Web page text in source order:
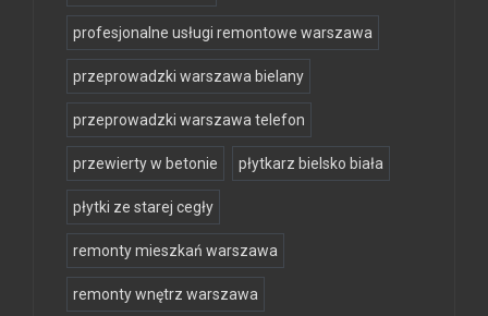
profesjonalne usługi remontowe warszawa
przeprowadzki warszawa bielany
przeprowadzki warszawa telefon
przewierty w betonie płytkarz bielsko biała
płytki ze starej cegły
remonty mieszkań warszawa
remonty wnętrz warszawa